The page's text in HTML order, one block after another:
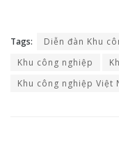
Tags:
Diễn đàn Khu
Khu công nghiệp
Khu công nghiệp Việt